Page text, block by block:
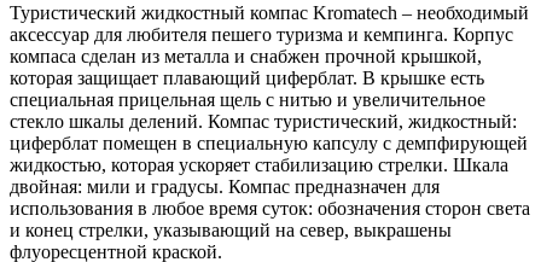
Туристический жидкостный компас Kromatech – необходимый
аксессуар для любителя пешего туризма и кемпинга. Корпус
компаса сделан из металла и снабжен прочной крышкой,
которая защищает плавающий циферблат. В крышке есть
специальная прицельная щель с нитью и увеличительное
стекло шкалы делений. Компас туристический, жидкостный:
циферблат помещен в специальную капсулу с демпфирующей
жидкостью, которая ускоряет стабилизацию стрелки. Шкала
двойная: мили и градусы. Компас предназначен для
использования в любое время суток: обозначения сторон света
и конец стрелки, указывающий на север, выкрашены
флуоресцентной краской.